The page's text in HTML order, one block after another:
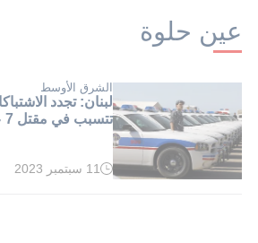
عين حلوة
الشرق الأوسط
لبنان: تجدد
تتسبب في مقتل 7 على الأقل
وقت
11 سبتمبر 2023